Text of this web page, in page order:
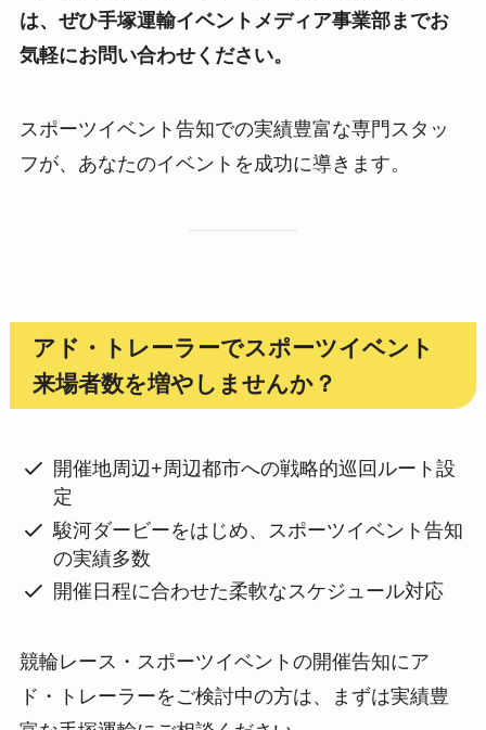
は、ぜひ手塚運輸イベントメディア事業部までお
気軽にお問い合わせください。
スポーツイベント告知での実績豊富な専門スタッ
フが、あなたのイベントを成功に導きます。
アド・トレーラーでスポーツイベント
来場者数を増やしませんか？
開催地周辺+周辺都市への戦略的巡回ルート設
定
駿河ダービーをはじめ、スポーツイベント告知
の実績多数
開催日程に合わせた柔軟なスケジュール対応
競輪レース・スポーツイベントの開催告知にア
ド・トレーラーをご検討中の方は、まずは実績豊